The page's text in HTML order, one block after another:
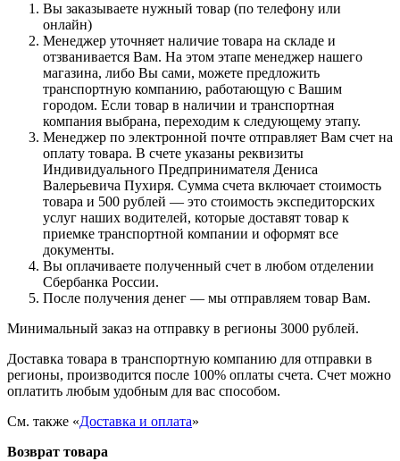
Вы заказываете нужный товар (по телефону или
онлайн)
Менеджер уточняет наличие товара на складе и
отзванивается Вам. На этом этапе менеджер нашего
магазина, либо Вы сами, можете предложить
транспортную компанию, работающую с Вашим
городом. Если товар в наличии и транспортная
компания выбрана, переходим к следующему этапу.
Менеджер по электронной почте отправляет Вам счет на
оплату товара. В счете указаны реквизиты
Индивидуального Предпринимателя Дениса
Валерьевича Пухиря. Сумма счета включает стоимость
товара и 500 рублей — это стоимость экспедиторских
услуг наших водителей, которые доставят товар к
приемке транспортной компании и оформят все
документы.
Вы оплачиваете полученный счет в любом отделении
Сбербанка России.
После получения денег — мы отправляем товар Вам.
Минимальный заказ на отправку в регионы 3000 рублей.
Доставка товара в транспортную компанию для отправки в
регионы, производится после 100% оплаты счета. Счет можно
оплатить любым удобным для вас способом.
См. также «Доставка и оплата»
Возврат товара